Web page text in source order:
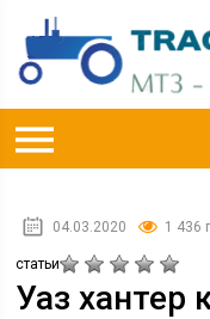
04.03.2020 1 436
статьи
Уаз хантер